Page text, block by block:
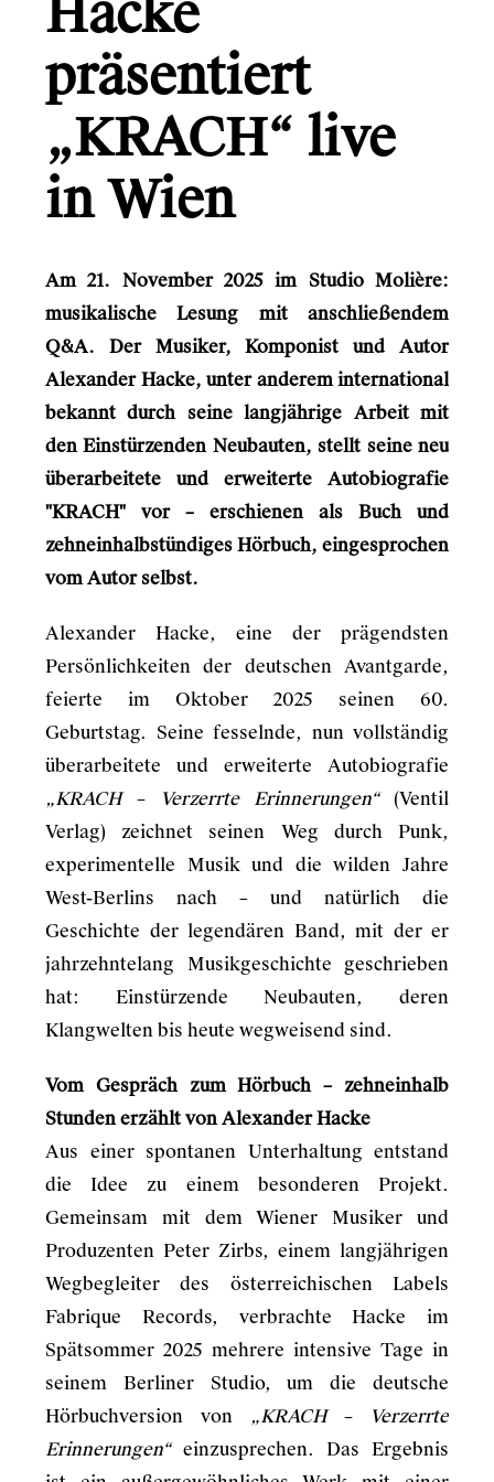
Gründerio
Canal+
Learning Hospital
Friends in Flats
LG
Info
Kontakt
Hacke
präsentiert
„KRACH“ live
in Wien
Am 21. November 2025 im Studio Molière:
musikalische Lesung mit anschließendem
Q&A. Der Musiker, Komponist und Autor
Alexander Hacke, unter anderem international
bekannt durch seine langjährige Arbeit mit
den Einstürzenden Neubauten, stellt seine neu
überarbeitete und erweiterte Autobiografie
"KRACH" vor – erschienen als Buch und
zehneinhalbstündiges Hörbuch, eingesprochen
vom Autor selbst.
Alexander Hacke, eine der prägendsten
Persönlichkeiten der deutschen Avantgarde,
feierte im Oktober 2025 seinen 60.
Geburtstag. Seine fesselnde, nun vollständig
überarbeitete und erweiterte Autobiografie
„KRACH – Verzerrte Erinnerungen“(Ventil
Verlag) zeichnet seinen Weg durch Punk,
experimentelle Musik und die wilden Jahre
West-Berlins nach – und natürlich die
Geschichte der legendären Band, mit der er
jahrzehntelang Musikgeschichte geschrieben
hat: Einstürzende Neubauten, deren
Klangwelten bis heute wegweisend sind.
Vom Gespräch zum Hörbuch – zehneinhalb
Stunden erzählt von Alexander Hacke
Aus einer spontanen Unterhaltung entstand
die Idee zu einem besonderen Projekt.
Gemeinsam mit dem Wiener Musiker und
Produzenten Peter Zirbs, einem langjährigen
Wegbegleiter des österreichischen Labels
Fabrique Records, verbrachte Hacke im
Spätsommer 2025 mehrere intensive Tage in
seinem Berliner Studio, um die deutsche
Hörbuchversion von
„KRACH – Verzerrte
Erinnerungen“einzusprechen. Das Ergebnis